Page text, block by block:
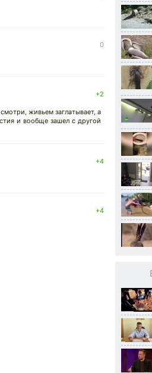
0
+2
живьем заглатывает, а
и вообще зашел с другой
+4
+4